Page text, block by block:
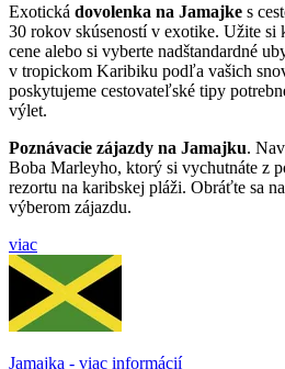
Exotická dovolenka na Jamajke s
30 rokov skúseností v exotike. Užite si
cene alebo si vyberte nadštandardné
v tropickom Karibiku podľa vašich
poskytujeme cestovateľské tipy
výlet.
Poznávacie zájazdy na Jamajku.
Boba Marleyho, ktorý si vychutnáte z
rezortu na karibskej pláži. Obráťte sa
výberom zájazdu.
viac
Jamajka - viac informácií